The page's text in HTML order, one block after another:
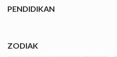
PENDIDIKAN
ZODIAK